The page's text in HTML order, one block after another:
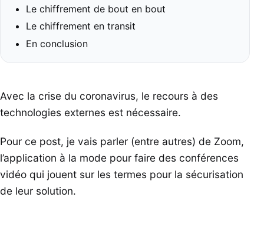
Le chiffrement de bout en bout
Le chiffrement en transit
En conclusion
Avec la crise du coronavirus, le recours à des
technologies externes est nécessaire.
Pour ce post, je vais parler (entre autres) de Zoom,
l’application à la mode pour faire des conférences
vidéo qui jouent sur les termes pour la sécurisation
de leur solution.